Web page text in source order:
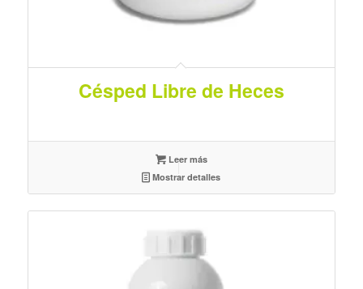
Césped Libre de Heces
Leer más
Mostrar detalles